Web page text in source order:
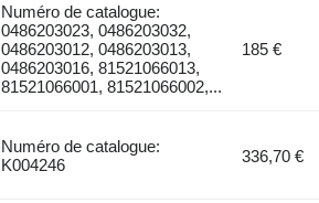
Numéro de catalogue:
0486203023, 0486203032,
0486203012, 0486203013,
0486203016, 81521066013,
81521066001, 81521066002,...
185 €
Numéro de catalogue:
K004246
336,70 €